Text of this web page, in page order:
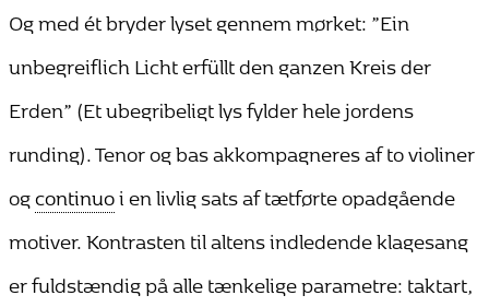
Og med ét bryder lyset gennem mørket: ”Ein
unbegreiflich Licht erfüllt den ganzen Kreis der
Erden” (Et ubegribeligt lys fylder hele jordens
runding). Tenor og bas akkompagneres af to violiner
ogcontinuoi en livlig sats af tætførte opadgående
motiver. Kontrasten til altens indledende klagesang
er fuldstændig på alle tænkelige parametre: taktart,